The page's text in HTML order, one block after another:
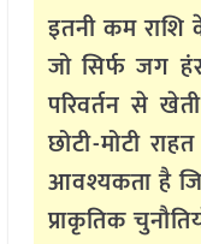
इतनी कम राशि
जो सिर्फ जग
परिवर्तन से
छोटी-मोटी
आवश्यकता है
प्राकृतिक